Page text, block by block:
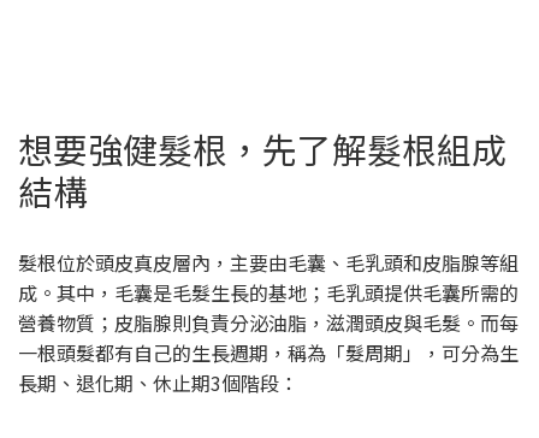
想要強健髮根，先了解髮根組成
結構
髮根位於頭皮真皮層內，主要由毛囊、毛乳頭和皮脂腺等組
成。其中，毛囊是毛髮生長的基地；毛乳頭提供毛囊所需的
營養物質；皮脂腺則負責分泌油脂，滋潤頭皮與毛髮。而每
一根頭髮都有自己的生長週期，稱為「髮周期」，可分為生
長期、退化期、休止期3個階段：